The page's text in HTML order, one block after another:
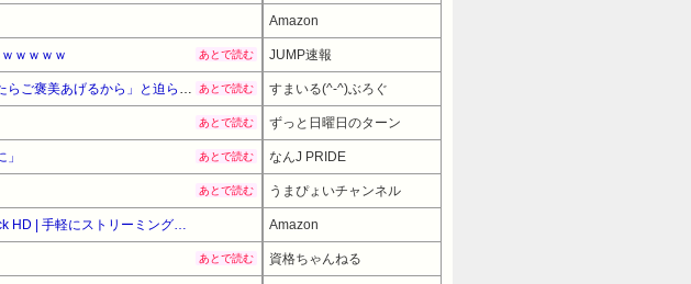
Amazon
ｗｗｗｗ あとで読む JUMP速報
ウトのセクハラを夫に泣いて訴えても「いいじゃないかそのくらい。我慢してたらご褒美あげるから」と迫られた。夫が気持ち悪くて悲鳴をあげたら「うるさい」とグーで殴られた あとで読む すまいる(^-^)ぶろぐ
あとで読む ずっと日曜日のターン
あとで読む なんJ PRIDE
あとで読む うまぴょいチャンネル
【Amazonデバイスサマーセール】【29%OFF！】 【New】Amazon Fire TV Stick HD | 手軽にストリーミングをはじめよう | ストリーミングメディアプレイヤー Amazon
あとで読む 資格ちゃんねる